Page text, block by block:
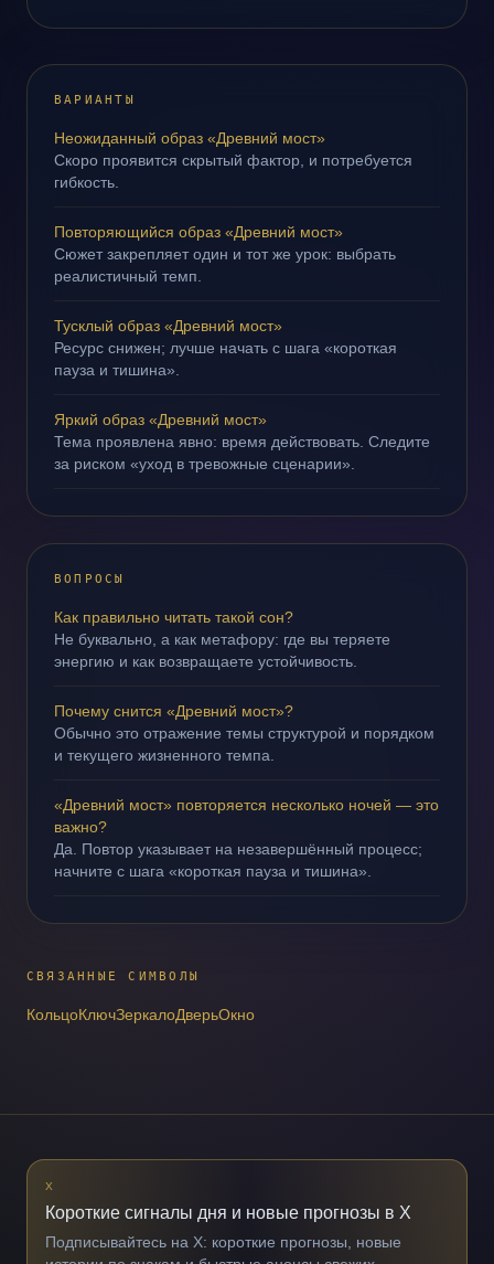
ВАРИАНТЫ
Неожиданный образ «Древний мост»
Скоро проявится скрытый фактор, и потребуется
гибкость.
Повторяющийся образ «Древний мост»
Сюжет закрепляет один и тот же урок: выбрать
реалистичный темп.
Тусклый образ «Древний мост»
Ресурс снижен; лучше начать с шага «короткая
пауза и тишина».
Яркий образ «Древний мост»
Тема проявлена явно: время действовать. Следите
за риском «уход в тревожные сценарии».
ВОПРОСЫ
Как правильно читать такой сон?
Не буквально, а как метафору: где вы теряете
энергию и как возвращаете устойчивость.
Почему снится «Древний мост»?
Обычно это отражение темы структурой и порядком
и текущего жизненного темпа.
«Древний мост» повторяется несколько ночей — это
важно?
Да. Повтор указывает на незавершённый процесс;
начните с шага «короткая пауза и тишина».
СВЯЗАННЫЕ СИМВОЛЫ
КольцоКлючЗеркалоДверьОкно
X
Короткие сигналы дня и новые прогнозы в X
Подписывайтесь на X: короткие прогнозы, новые